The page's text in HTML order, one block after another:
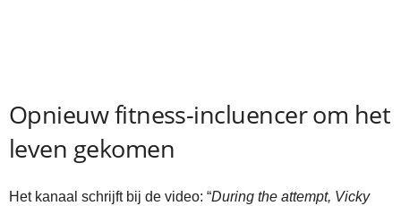
Opnieuw fitness-incluencer om het
leven gekomen
Het kanaal schrijft bij de video: “During the attempt, Vicky